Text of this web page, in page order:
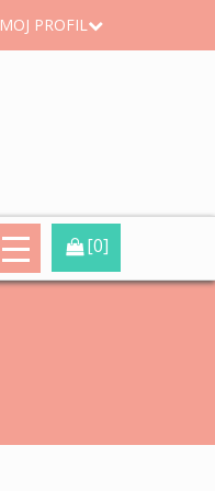
MOJ PROFIL
[0]